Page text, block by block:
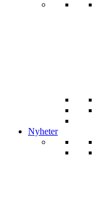
Nyheter